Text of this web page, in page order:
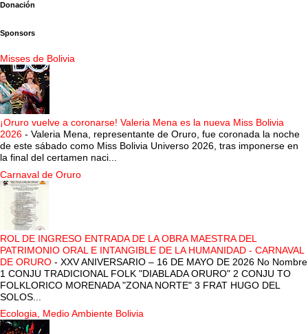
Donación
Sponsors
Misses de Bolivia
¡Oruro vuelve a coronarse! Valeria Mena es la nueva Miss Bolivia
2026 - Valeria Mena, representante de Oruro, fue coronada la noche
de este sábado como Miss Bolivia Universo 2026, tras imponerse en
la final del certamen naci...
Carnaval de Oruro
ROL DE INGRESO ENTRADA DE LA OBRA MAESTRA DEL
PATRIMONIO ORAL E INTANGIBLE DE LA HUMANIDAD - CARNAVAL
DE ORURO - XXV ANIVERSARIO – 16 DE MAYO DE 2026 No Nombre
1 CONJU TRADICIONAL FOLK "DIABLADA ORURO" 2 CONJU TO
FOLKLORICO MORENADA "ZONA NORTE" 3 FRAT HUGO DEL
SOLOS...
Ecologia, Medio Ambiente Bolivia